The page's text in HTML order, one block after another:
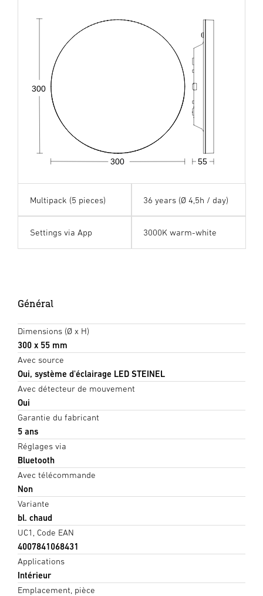
55
300
300
Multipack (5 pieces) 36 years (Ø 4,5h / day)
Settings via App 3000K warm-white
Général
Dimensions (Ø x H)
300 x 55 mm
Avec source
Oui, système d'éclairage LED STEINEL
Avec détecteur de mouvement
Oui
Garantie du fabricant
5 ans
Réglages via
Bluetooth
Avec télécommande
Non
Variante
bl. chaud
UC1, Code EAN
4007841068431
Applications
Intérieur
Emplacement, pièce